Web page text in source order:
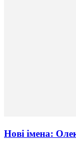
Нові імена: